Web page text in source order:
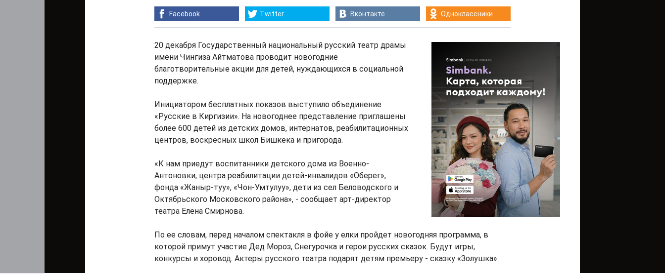
Facebook Twitter Вконтакте Одноклассники
20 декабря Государственный национальный русский театр драмы
имени Чингиза Айтматова проводит новогодние
благотворительные акции для детей, нуждающихся в социальной
поддержке.
Инициатором бесплатных показов выступило объединение
«Русские в Киргизии». На новогоднее представление приглашены
более 600 детей из детских домов, интернатов, реабилитационных
центров, воскресных школ Бишкека и пригорода.
«К нам приедут воспитанники детского дома из Военно-
Антоновки, центра реабилитации детей-инвалидов «Оберег»,
фонда «Жаныр-туу», «Чон-Умтулуу», дети из сел Беловодского и
Октябрьского Московского района», - сообщает арт-директор
театра Елена Смирнова.
По ее словам, перед началом спектакля в фойе у елки пройдет новогодняя программа, в
которой примут участие Дед Мороз, Снегурочка и герои русских сказок. Будут игры,
конкурсы и хоровод. Актеры русского театра подарят детям премьеру - сказку «Золушка».